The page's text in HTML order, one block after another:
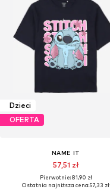
Dzieci
OFERTA
NAME IT
57,51 zł
Pierwotnie: 81,90 zł
Ostatnia najniższa cena:57,33 zł